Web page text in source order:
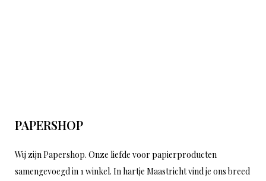
PAPERSHOP
Wij zijn Papershop. Onze liefde voor papierproducten
samengevoegd in 1 winkel. In hartje Maastricht vind je ons breed